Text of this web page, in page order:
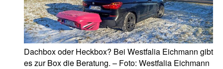
Dachbox oder Heckbox? Bei Westfalia Eichmann gibt
es zur Box die Beratung. – Foto: Westfalia Eichmann